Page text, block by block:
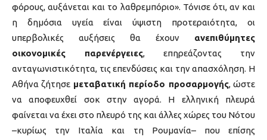
φόρους, αυξάνεται και το λαθρεμπόριο». Τόνισε ότι, αν και
η δημόσια υγεία είναι ύψιστη προτεραιότητα, οι
υπερβολικές αυξήσεις θα έχουν ανεπιθύμητες
οικονομικές παρενέργειες, επηρεάζοντας την
ανταγωνιστικότητα, τις επενδύσεις και την απασχόληση. Η
Αθήνα ζήτησε μεταβατική περίοδο προσαρμογής, ώστε
να αποφευχθεί σοκ στην αγορά. Η ελληνική πλευρά
φαίνεται να έχει στο πλευρό της και άλλες χώρες του Νότου
–κυρίως την Ιταλία και τη Ρουμανία– που επίσης